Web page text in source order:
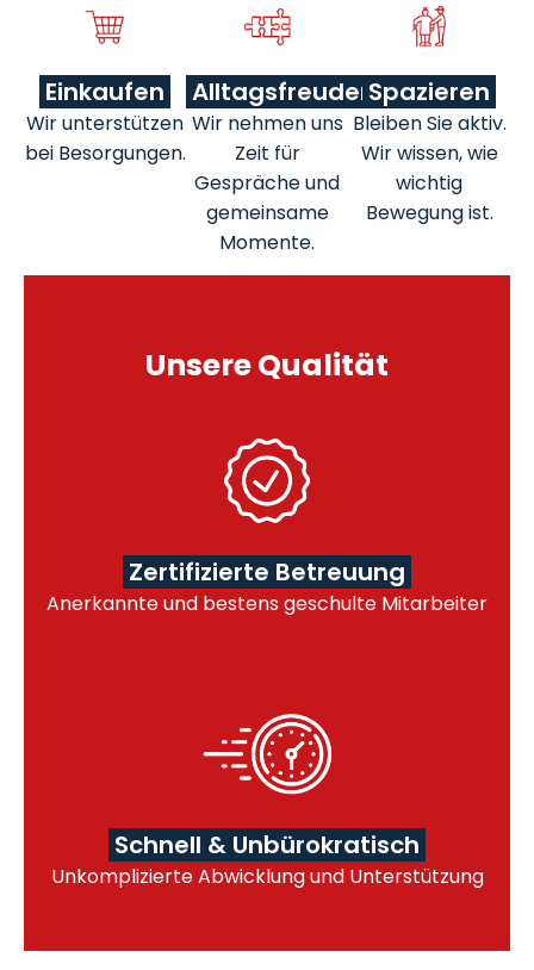
Einkaufen
Wir unterstützen
bei Besorgungen.
Alltagsfreuden
Wir nehmen uns
Zeit für
Gespräche und
gemeinsame
Momente.
Spazieren
Bleiben Sie aktiv.
Wir wissen, wie
wichtig
Bewegung ist.
Unsere Qualität
Zertifizierte Betreuung
Anerkannte und bestens geschulte Mitarbeiter
Schnell & Unbürokratisch
Unkomplizierte Abwicklung und Unterstützung